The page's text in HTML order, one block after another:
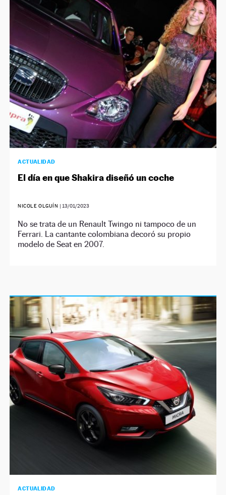
ACTUALIDAD
El día en que Shakira diseñó un coche
NICOLE OLGUÍN | 13/01/2023
No se trata de un Renault Twingo ni tampoco de un
Ferrari. La cantante colombiana decoró su propio
modelo de Seat en 2007.
ACTUALIDAD